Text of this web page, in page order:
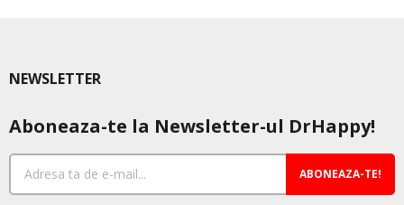
în
NEWSLETTER
Aboneaza-te la Newsletter-ul DrHappy!
ABONEAZA-TE!